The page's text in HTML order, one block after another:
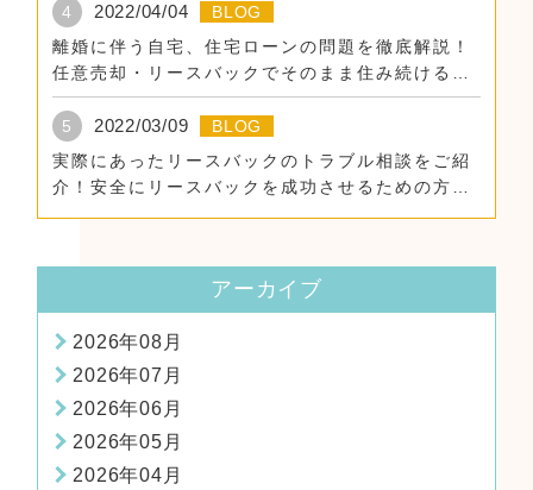
4 2022/04/04
BLOG
離婚に伴う自宅、住宅ローンの問題を徹底解説！
任意売却・リースバックでそのまま住み続けるた
めに。
5
2022/03/09
BLOG
実際にあったリースバックのトラブル相談をご紹
介！安全にリースバックを成功させるための方
法！
アーカイブ
2026年08月
2026年07月
2026年06月
2026年05月
2026年04月